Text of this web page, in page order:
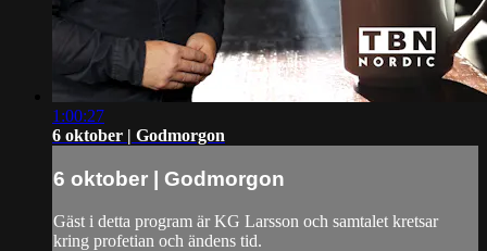
1:00:27
6 oktober | Godmorgon
6 oktober | Godmorgon
Gäst i detta program är KG Larsson och samtalet kretsar
kring profetian och ändens tid.